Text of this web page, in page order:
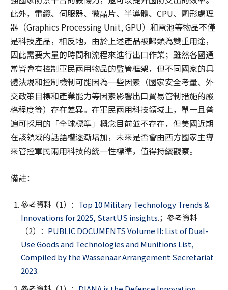
此外，電纜、伺服器、微晶片、半導體、CPU、圖形處理
器（Graphics Processing Unit, GPU）和電池等物品不僅
是科技產品，相反地，由於上述產品被歸類為雙重用途，
因此需要大量的時間和流程來進行出口作業；雖然各國通
常皆會有控制軍民兩用物品的監管框架，但不同國家的具
體法規和控制機制可能因為一些因素（國家安全考量、外
交政策目標和產業能力等因素影響出口貿易管制措施的嚴
格程度等）存在差異。在軍民兩用科技領域上，單一且普
遍可採用的「全球標準」概念目前並不存在，但美國近期
在該領域的話語權逐漸增加，未來是否會由西方國家主導
來管控軍民兩用科技的統一性標準，值得持續觀察。
備註：
參考資料（1）： Top 10 Military Technology Trends &
Innovations for 2025, StartUS insights.；參考資料
（2）： PUBLIC DOCUMENTS Volume II: List of Dual-
Use Goods and Technologies and Munitions List,
Compiled by the Wassenaar Arrangement Secretariat
2023.